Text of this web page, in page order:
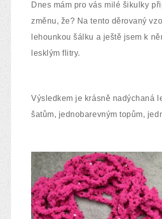
Dnes mám pro vás milé šikulky
změnu, že? Na tento děrovaný
lehounkou šálku a ještě jsem k
lesklým flitry.
Výsledkem je krásně nadýchaná
šatům, jednobarevným topům,